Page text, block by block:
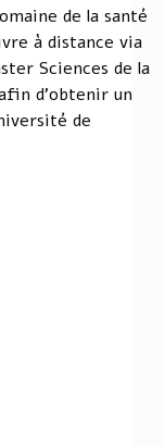
de la santé
à distance via
Sciences de la
d'obtenir un
de